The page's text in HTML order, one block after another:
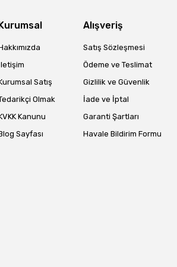
Kurumsal
Satış
Olmak
Kanunu
Sayfası
Alışveriş
Satış Sözleşmesi
Ödeme ve Teslimat
Gizlilik ve Güvenlik
İade ve İptal
Garanti Şartları
Havale Bildirim Formu